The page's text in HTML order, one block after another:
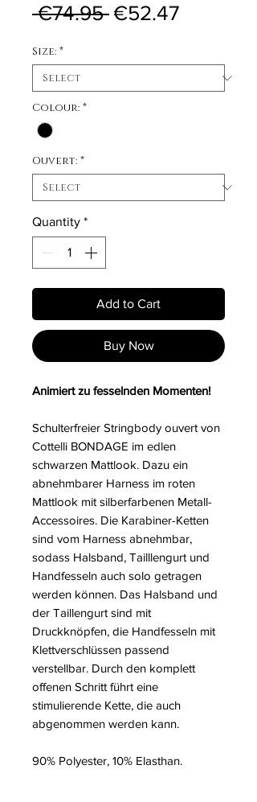
€74.95 Regular Price
€52.47Sale
Size: *
Colour: *
Ouvert: *
Quantity *
Add to Cart
Buy Now
Animiert zu fesselnden Momenten!
Schulterfreier Stringbody ouvert von
Cottelli BONDAGE im edlen
schwarzen Mattlook. Dazu ein
abnehmbarer Harness im roten
Mattlook mit silberfarbenen Metall-
Accessoires. Die Karabiner-Ketten
sind vom Harness abnehmbar,
sodass Halsband, Tailllengurt und
Handfesseln auch solo getragen
werden können. Das Halsband und
der Taillengurt sind mit
Druckknöpfen, die Handfesseln mit
Klettverschlüssen passend
verstellbar. Durch den komplett
offenen Schritt führt eine
stimulierende Kette, die auch
abgenommen werden kann.
90% Polyester, 10% Elasthan.